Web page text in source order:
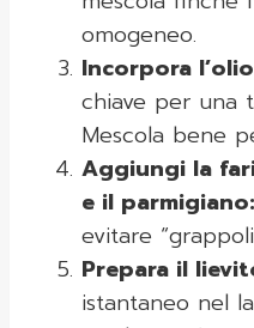
omogeneo.
Incorpora
chiave per una
Mescola bene
Aggiungi la
e il parmigiano:
evitare
Prepara il
istantaneo nel